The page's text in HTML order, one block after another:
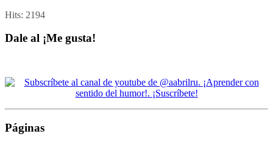
Hits: 2194
Dale al ¡Me gusta!
Páginas